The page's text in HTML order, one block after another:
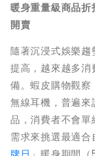
暖身重量級商品
開賣
隨著沉浸式娛樂
提高，越來越多
備。蝦皮購物觀察
無線耳機，普遍
品，消費者不會
需求來挑選最適